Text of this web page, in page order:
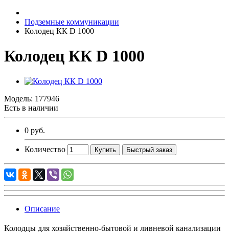
Подземные коммуникации
Колодец КК D 1000
Колодец КК D 1000
Модель: 177946
Есть в наличии
0 руб.
Количество Купить Быстрый заказ
Описание
Колодцы для хозяйственно-бытовой и ливневой канализации